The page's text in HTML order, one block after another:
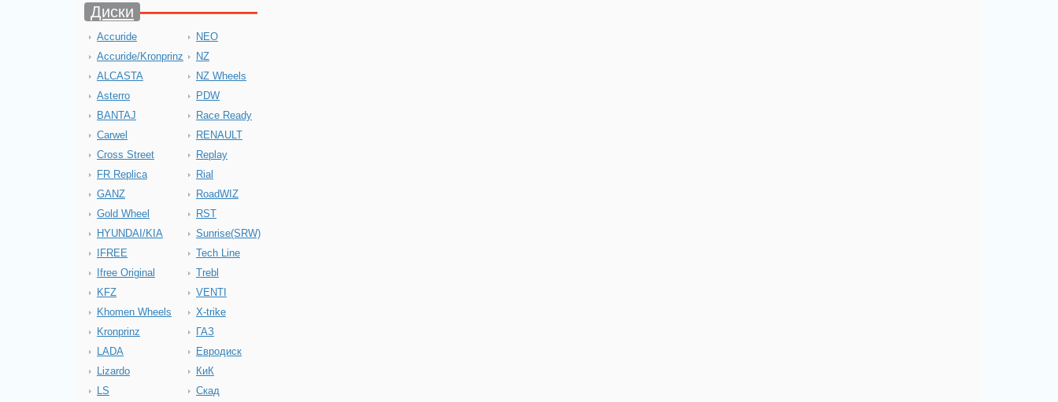
Диски
Accuride
Accuride/Kronprinz
ALCASTA
Asterro
BANTAJ
Carwel
Cross Street
FR Replica
GANZ
Gold Wheel
HYUNDAI/KIA
IFREE
Ifree Original
KFZ
Khomen Wheels
Kronprinz
LADA
Lizardo
LS
NEO
NZ
NZ Wheels
PDW
Race Ready
RENAULT
Replay
Rial
RoadWIZ
RST
Sunrise(SRW)
Tech Line
Trebl
VENTI
X-trike
ГАЗ
Евродиск
КиК
Скад